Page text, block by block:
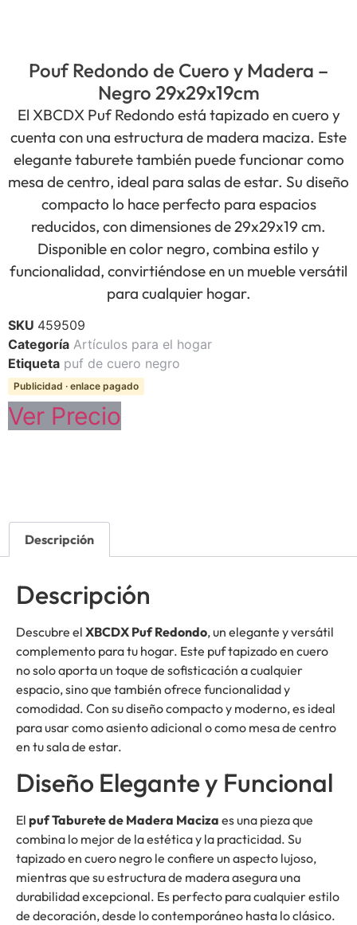
Pouf Redondo de Cuero y Madera –
Negro 29x29x19cm
El XBCDX Puf Redondo está tapizado en cuero y
cuenta con una estructura de madera maciza. Este
elegante taburete también puede funcionar como
mesa de centro, ideal para salas de estar. Su diseño
compacto lo hace perfecto para espacios
reducidos, con dimensiones de 29x29x19 cm.
Disponible en color negro, combina estilo y
funcionalidad, convirtiéndose en un mueble versátil
para cualquier hogar.
SKU 459509
Categoría Artículos para el hogar
Etiqueta puf de cuero negro
Publicidad · enlace pagado
Ver Precio
Descripción
Descripción
Descubre el XBCDX Puf Redondo, un elegante y versátil
complemento para tu hogar. Este puf tapizado en cuero
no solo aporta un toque de sofisticación a cualquier
espacio, sino que también ofrece funcionalidad y
comodidad. Con su diseño compacto y moderno, es ideal
para usar como asiento adicional o como mesa de centro
en tu sala de estar.
Diseño Elegante y Funcional
El puf Taburete de Madera Maciza es una pieza que
combina lo mejor de la estética y la practicidad. Su
tapizado en cuero negro le confiere un aspecto lujoso,
mientras que su estructura de madera asegura una
durabilidad excepcional. Es perfecto para cualquier estilo
de decoración, desde lo contemporáneo hasta lo clásico.